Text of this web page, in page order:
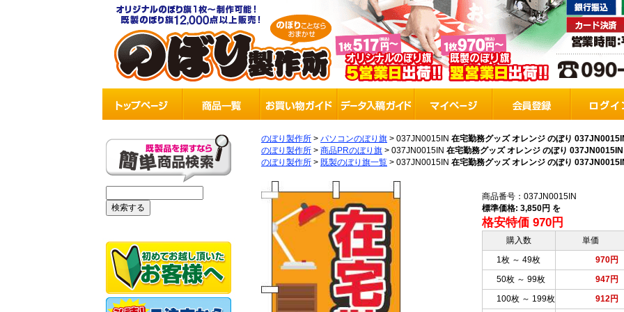
のぼり製作所 > パソコンのぼり旗 > 037JN0015IN 在宅勤務グッズ オレンジ のぼり
のぼり製作所 > 商品PRのぼり旗 > 037JN0015IN 在宅勤務グッズ オレンジ のぼり 037JN0015IN
のぼり製作所 > 既製のぼり旗一覧 > 037JN0015IN 在宅勤務グッズ オレンジ のぼり
商品番号：037JN0015IN
標準価格: 3,850円 を
格安特価 970円
購入数
単価
1枚 ～ 49枚
970円
50枚 ～ 99枚
947円
100枚 ～ 199枚
912円